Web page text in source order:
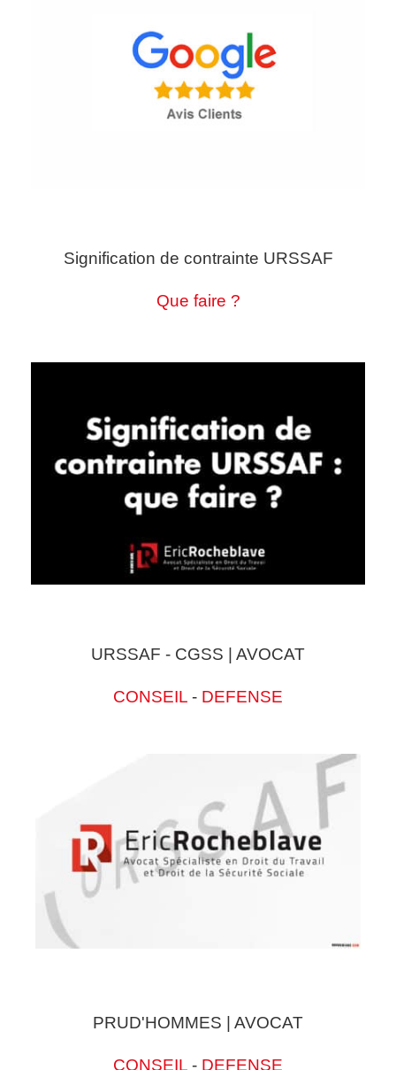
Signification de contrainte URSSAF
Que faire ?
URSSAF - CGSS | AVOCAT
CONSEIL - DEFENSE
PRUD'HOMMES | AVOCAT
CONSEIL - DEFENSE